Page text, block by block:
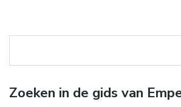
Zoeken in de gids van